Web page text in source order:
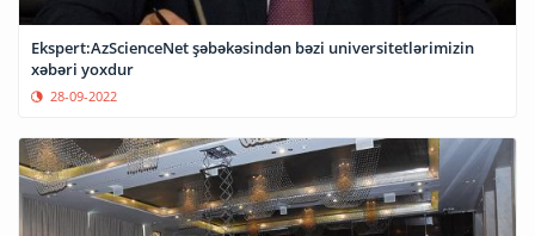
Ekspert:AzScienceNet şəbəkəsindən bəzi universitetlərimizin
xəbəri yoxdur
28-09-2022